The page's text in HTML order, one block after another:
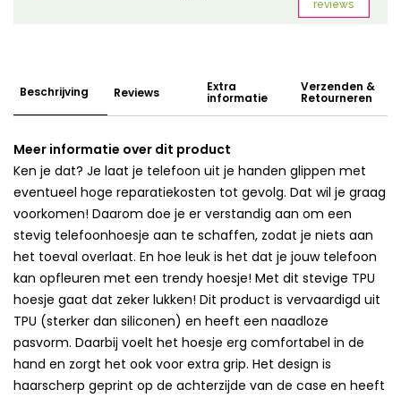
Beschrijving Reviews Extra
informatie
Verzenden &
Retourneren
Meer informatie over dit product
Ken je dat? Je laat je telefoon uit je handen glippen met
eventueel hoge reparatiekosten tot gevolg. Dat wil je graag
voorkomen! Daarom doe je er verstandig aan om een
stevig telefoonhoesje aan te schaffen, zodat je niets aan
het toeval overlaat. En hoe leuk is het dat je jouw telefoon
kan opfleuren met een trendy hoesje! Met dit stevige TPU
hoesje gaat dat zeker lukken! Dit product is vervaardigd uit
TPU (sterker dan siliconen) en heeft een naadloze
pasvorm. Daarbij voelt het hoesje erg comfortabel in de
hand en zorgt het ook voor extra grip. Het design is
haarscherp geprint op de achterzijde van de case en heeft